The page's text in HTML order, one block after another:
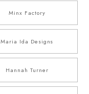
Minx Factory
Maria Ida Designs
Hannah Turner